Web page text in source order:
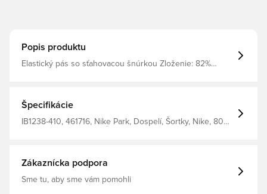
Popis produktu
Elastický pás so sťahovacou šnúrkou Zloženie: 82%
Špecifikácie
IB1238-410, 461716, Nike Park, Dospelí, Šortky, Nike, 80%
Zákaznícka podpora
Sme tu, aby sme vám pomohli